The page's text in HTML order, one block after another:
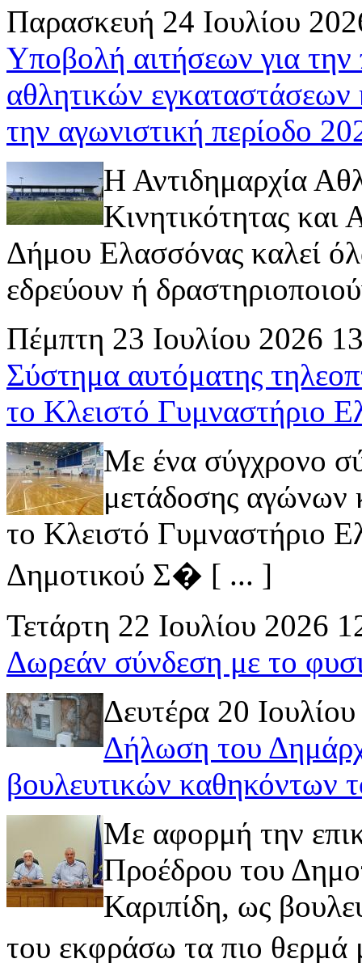
Παρασκευή 24 Ιουλίου
Υποβολή αιτήσεων για
αθλητικών
την αγωνιστική περίοδο
Η Αντιδημαρχία
Κινητικότητας
Δήμου Ελασσόνας καλεί
εδρεύουν ή
Πέμπτη 23 Ιουλίου 2026
Σύστημα αυτόματης
το Κλειστό Γυμναστήριο
Με ένα σύγχρονο
μετάδοσης αγώνων
το Κλειστό Γυμναστήριο
Δημοτικού Σ� [ ... ]
Τετάρτη 22 Ιουλίου 2026
Δωρεάν σύνδεση με το
Δευτέρα 20
Δήλωση του
βουλευτικών καθηκόντων
Με αφορμή την
Προέδρου του
Καριπίδη, ως
του εκφράσω τα πιο